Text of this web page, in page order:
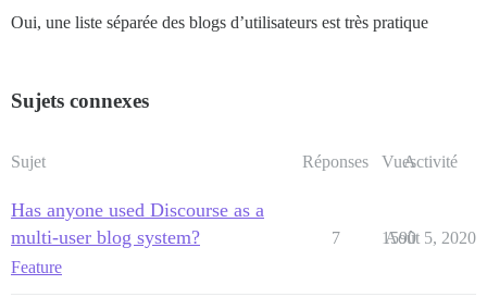
Oui, une liste séparée des blogs d’utilisateurs est très pratique
Sujets connexes
Sujet Réponses VuesActivité
Has anyone used Discourse as a
multi-user blog system?
Feature
7 1590
Août 5, 2020